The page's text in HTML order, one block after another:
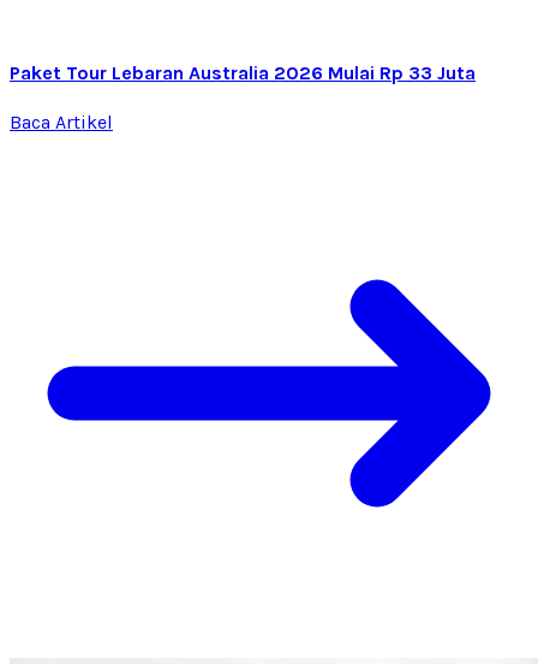
Paket Tour Lebaran Australia 2026 Mulai Rp 33 Juta
Baca Artikel